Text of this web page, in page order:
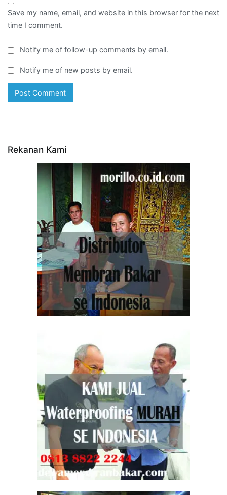
Save my name, email, and website in this browser for the next
time I comment.
Notify me of follow-up comments by email.
Notify me of new posts by email.
Rekanan Kami